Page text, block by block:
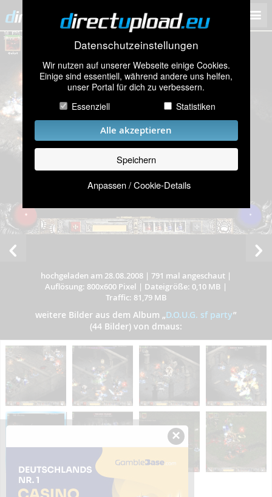
Datenschutzeinstellungen
Wir nutzen auf unserer Webseite einige Cookies.
Einige sind essentiell, während andere uns helfen,
unser Portal für dich zu verbessern.
Essenziell
Statistiken
Alle akzeptieren
Speichern
Anpassen / Cookie-Details
hochgeladen am 28.08.2008 | 791 mal angeschaut |
Auflösung: 800x600 Pixel | Dateigröße: 0,10 MB |
Traffic: 81,79 MB
weitere Bilder aus dem Album „D.O.U.G. sf party”
(44 Bilder) von dmaus:
×